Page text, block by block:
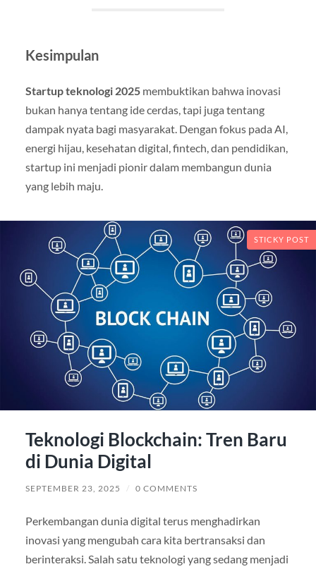
Kesimpulan
Startup teknologi 2025membuktikan bahwa inovasi
bukan hanya tentang ide cerdas, tapi juga tentang
dampak nyata bagi masyarakat. Dengan fokus pada AI,
energi hijau, kesehatan digital, fintech, dan pendidikan,
startup ini menjadi pionir dalam membangun dunia
yang lebih maju.
STICKY POST
Teknologi Blockchain: Tren Baru
di Dunia Digital
SEPTEMBER 23, 2025 / 0 COMMENTS
Perkembangan dunia digital terus menghadirkan
inovasi yang mengubah cara kita bertransaksi dan
berinteraksi. Salah satu teknologi yang sedang menjadi